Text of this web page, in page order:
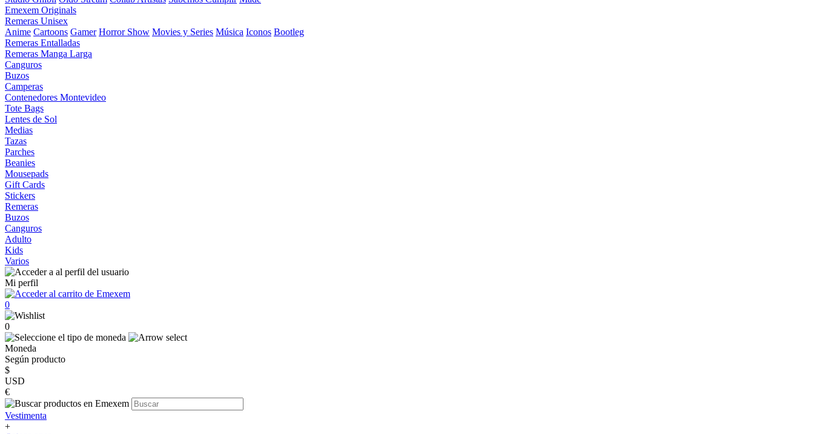
Emexem Originals
Remeras Unisex
Anime Cartoons Gamer Horror Show Movies y Series Música Iconos Bootleg
Remeras Entalladas
Remeras Manga Larga
Canguros
Buzos
Camperas
Contenedores Montevideo
Tote Bags
Lentes de Sol
Medias
Tazas
Parches
Beanies
Mousepads
Gift Cards
Stickers
Remeras
Buzos
Canguros
Adulto
Kids
Varios
Mi perfil
0
0
Moneda
Según producto
$
USD
€
Vestimenta
+